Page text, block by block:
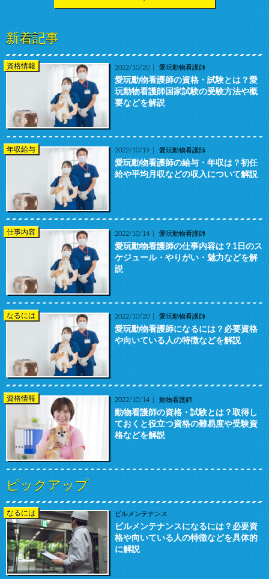
新着記事
資格情報 2022/10/20 愛玩動物看護師
愛玩動物看護師の資格・試験とは？愛
玩動物看護師国家試験の受験方法や概
要などを解説
年収給与 2022/10/19 愛玩動物看護師
愛玩動物看護師の給与・年収は？初任
給や平均月収などの収入について解説
仕事内容 2022/10/14 愛玩動物看護師
愛玩動物看護師の仕事内容は？1日のス
ケジュール・やりがい・魅力などを解
説
なるには 2022/10/20 愛玩動物看護師
愛玩動物看護師になるには？必要資格
や向いている人の特徴などを解説
資格情報 2022/10/14 動物看護師
動物看護師の資格・試験とは？取得し
ておくと役立つ資格の難易度や受験資
格などを解説
ピックアップ
なるには ビルメンテナンス
ビルメンテナンスになるには？必要資
格や向いている人の特徴などを具体的
に解説